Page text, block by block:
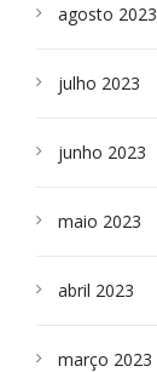
agosto 2023
julho 2023
junho 2023
maio 2023
abril 2023
março 2023